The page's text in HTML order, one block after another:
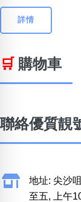
詳情
🛒 購物車
聯絡優質靚
地址: 尖沙
至五, 上午